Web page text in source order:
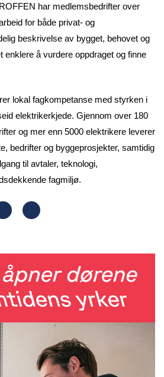
har medlemsbedrifter over
for både privat- og
beskrivelse av bygget, behovet og
enklere å vurdere oppdraget og finne
lokal fagkompetanse med styrken i
elektrikerkjede. Gjennom over 180
og mer enn 5000 elektrikere leverer
bedrifter og byggeprosjekter, samtidig
til avtaler, teknologi,
fagmiljø.